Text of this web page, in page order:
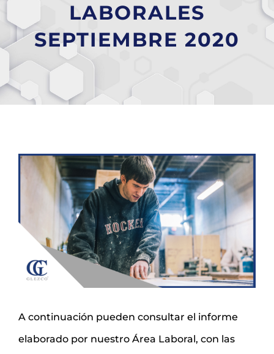
LABORALES
SEPTIEMBRE 2020
Ver
imagen
grande
A continuación pueden consultar el informe
elaborado por nuestro Área Laboral, con las